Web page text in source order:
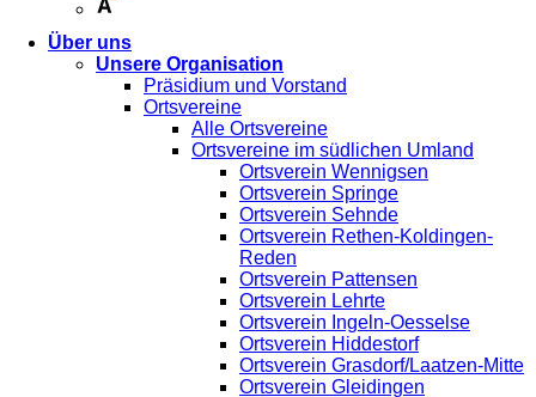
Über uns
Unsere Organisation
Präsidium und Vorstand
Ortsvereine
Alle Ortsvereine
Ortsvereine im südlichen Umland
Ortsverein Wennigsen
Ortsverein Springe
Ortsverein Sehnde
Ortsverein Rethen-Koldingen-
Reden
Ortsverein Pattensen
Ortsverein Lehrte
Ortsverein Ingeln-Oesselse
Ortsverein Hiddestorf
Ortsverein Grasdorf/Laatzen-Mitte
Ortsverein Gleidingen